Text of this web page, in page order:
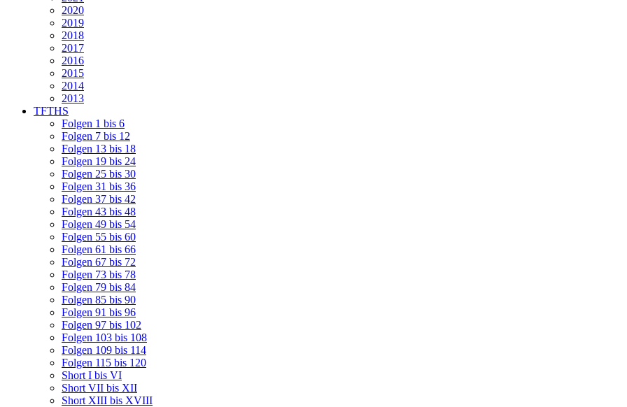
2020
2019
2018
2017
2016
2015
2014
2013
TFTHS
Folgen 1 bis 6
Folgen 7 bis 12
Folgen 13 bis 18
Folgen 19 bis 24
Folgen 25 bis 30
Folgen 31 bis 36
Folgen 37 bis 42
Folgen 43 bis 48
Folgen 49 bis 54
Folgen 55 bis 60
Folgen 61 bis 66
Folgen 67 bis 72
Folgen 73 bis 78
Folgen 79 bis 84
Folgen 85 bis 90
Folgen 91 bis 96
Folgen 97 bis 102
Folgen 103 bis 108
Folgen 109 bis 114
Folgen 115 bis 120
Short I bis VI
Short VII bis XII
Short XIII bis XVIII